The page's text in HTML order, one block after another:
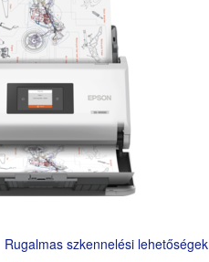
Rugalmas szkennelési lehetőségek